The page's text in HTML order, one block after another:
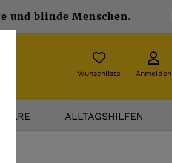
und blinde Menschen.
Wunschliste Anmelden
ALLTAGSHILFEN